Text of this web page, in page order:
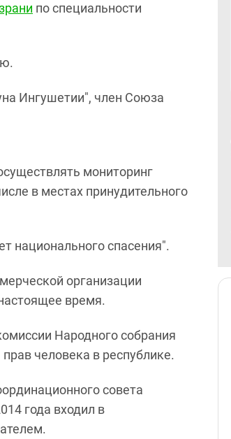
по специальности
Ингушетии", член Союза
мониторинг
в местах принудительного
национального спасения".
организации
время.
Народного собрания
человека в республике.
совета
года входил в